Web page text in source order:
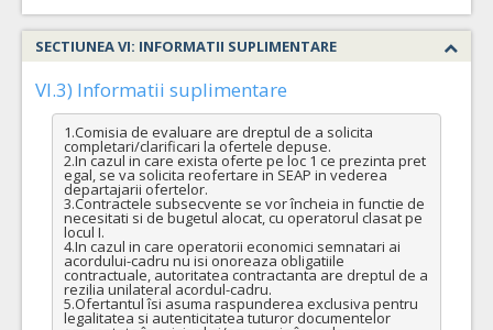
SECTIUNEA VI: INFORMATII SUPLIMENTARE
VI.3) Informatii suplimentare
1.Comisia de evaluare are dreptul de a solicita
completari/clarificari la ofertele depuse.
2.In cazul in care exista oferte pe loc 1 ce prezinta pret
egal, se va solicita reofertare in SEAP in vederea
departajarii ofertelor.
3.Contractele subsecvente se vor încheia in functie de
necesitati si de bugetul alocat, cu operatorul clasat pe
locul I.
4.In cazul in care operatorii economici semnatari ai
acordului-cadru nu isi onoreaza obligatiile
contractuale, autoritatea contractanta are dreptul de a
rezilia unilateral acordul-cadru.
5.Ofertantul îsi asuma raspunderea exclusiva pentru
legalitatea si autenticitatea tuturor documentelor